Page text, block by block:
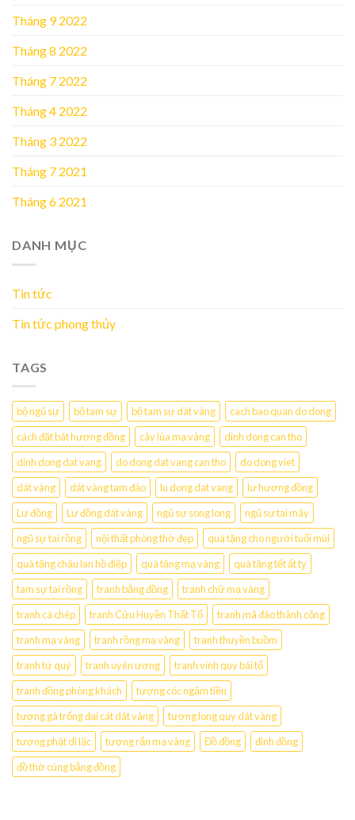
Tháng 9 2022
Tháng 8 2022
Tháng 7 2022
Tháng 4 2022
Tháng 3 2022
Tháng 7 2021
Tháng 6 2021
DANH MỤC
Tin tức
Tin tức phong thủy
TAGS
bộ ngũ sự bộ tam sự bộ tam sự dát vàng
cach bao quan do dong
cách đặt bát hương đồng
cây lúa mạ vàng
dinh dong can tho
dinh dong dat vang
do dong dat vang can tho
do dong viet
dát vàng
dát vàng tam đảo lu dong dat vang
lư hương đồng
Lư đồng
Lư đồng dát vàng ngũ sự song long
ngũ sự tai mây
ngũ sự tai rồng
nội thất phòng thờ đẹp
quà tặng cho người tuổi mùi
quà tặng chậu lan hồ điệp
quà tặng mạ vàng
quà tặng tết ất tỵ
tam sự tai rồng
tranh bằng đồng
tranh chữ mạ vàng
tranh cá chép
tranh Cửu Huyền Thất Tổ
tranh mã đáo thành công
tranh mạ vàng
tranh rồng mạ vàng
tranh thuyền buồm
tranh tứ quý
tranh uyên ương
tranh vinh quy bái tổ
tranh đồng phòng khách
tượng cóc ngậm tiền
tượng gà trống đại cát dát vàng
tượng long quy dát vàng
tượng phật di lặc
tượng rắn mạ vàng Đồ đồng
đỉnh đồng
đồ thờ cúng bằng đồng